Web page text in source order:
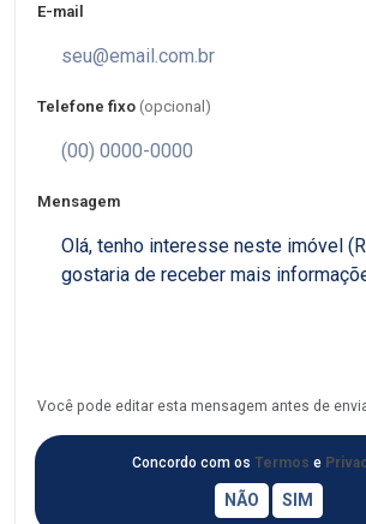
E-mail
Telefone fixo (opcional)
Mensagem
Você pode editar esta mensagem antes de
Concordo com os Termos e